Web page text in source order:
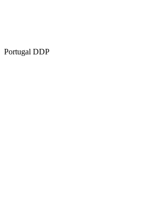
Portugal DDP